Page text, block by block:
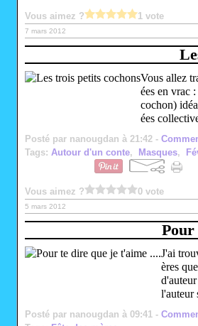
Vous aimez ? 1 vote
7 mars 2012
Vous allez
ées en vrac
cochon)
ées
Posté par nanougdan à 21:42 -
Tags: Autour d'un conte, Masques,
Vous aimez ? 0 vote
5 mars 2012
Pour
J'ai
ères
l'auteur
Posté par nanougdan à 09:41 -